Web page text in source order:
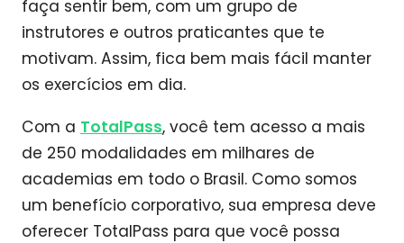
faça sentir bem, com um grupo de
instrutores e outros praticantes que te
motivam. Assim, fica bem mais fácil manter
os exercícios em dia.
Com a TotalPass, você tem acesso a mais
de 250 modalidades em milhares de
academias em todo o Brasil. Como somos
um benefício corporativo, sua empresa deve
oferecer TotalPass para que você possa